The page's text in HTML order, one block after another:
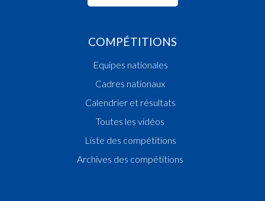
COMPÉTITIONS
Equipes nationales
Cadres nationaux
Calendrier et résultats
Toutes les vidéos
Liste des compétitions
Archives des compétitions